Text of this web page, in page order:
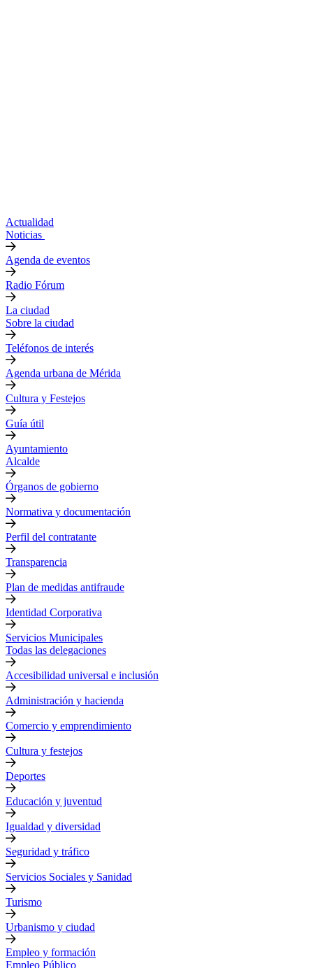
Actualidad
Noticias
Agenda de eventos
Radio Fórum
La ciudad
Sobre la ciudad
Teléfonos de interés
Agenda urbana de Mérida
Cultura y Festejos
Guía útil
Ayuntamiento
Alcalde
Órganos de gobierno
Normativa y documentación
Perfil del contratante
Transparencia
Plan de medidas antifraude
Identidad Corporativa
Servicios Municipales
Todas las delegaciones
Accesibilidad universal e inclusión
Administración y hacienda
Comercio y emprendimiento
Cultura y festejos
Deportes
Educación y juventud
Igualdad y diversidad
Seguridad y tráfico
Servicios Sociales y Sanidad
Turismo
Urbanismo y ciudad
Empleo y formación
Empleo Público